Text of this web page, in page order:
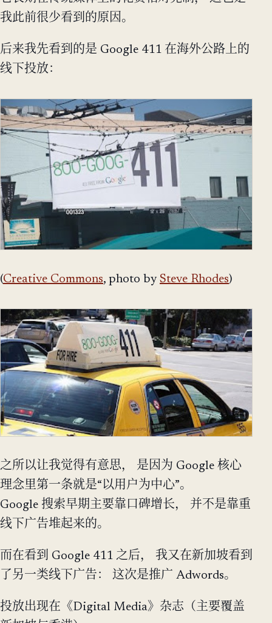
我此前很少看到的原因。
后来我先看到的是 Google 411 在海外公路上的
线下投放：
(Creative Commons, photo by Steve Rhodes)
之所以让我觉得有意思， 是因为 Google 核心
理念里第一条就是“以用户为中心”。
Google 搜索早期主要靠口碑增长， 并不是靠重
线下广告堆起来的。
而在看到 Google 411 之后， 我又在新加坡看到
了另一类线下广告： 这次是推广 Adwords。
投放出现在《Digital Media》杂志（主要覆盖